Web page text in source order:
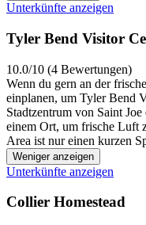
Unterkünfte anzeigen
Tyler Bend Visitor
10.0/10 (4 Bewertungen)
Wenn du gern an der
einplanen, um Tyler Bend
Stadtzentrum von Saint
einem Ort, um frische Luft
Area ist nur einen kurzen
Weniger anzeigen
Unterkünfte anzeigen
Collier Homestead